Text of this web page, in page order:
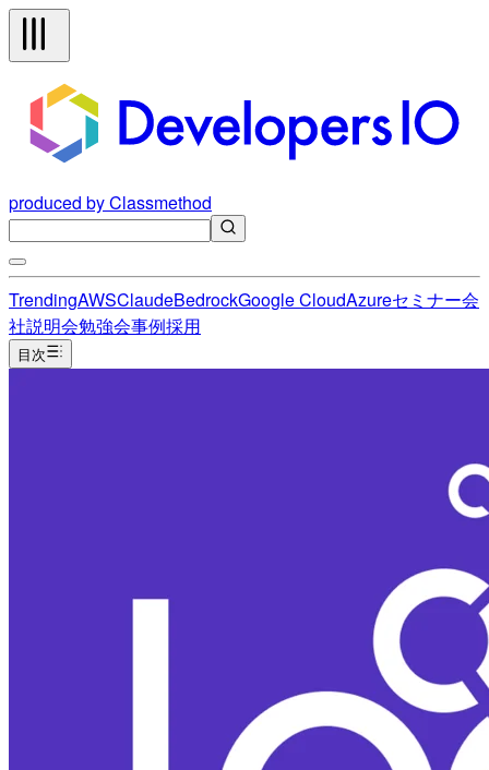
produced by Classmethod
TrendingAWSClaudeBedrockGoogle CloudAzureセミナー会
社説明会勉強会事例採用
目次